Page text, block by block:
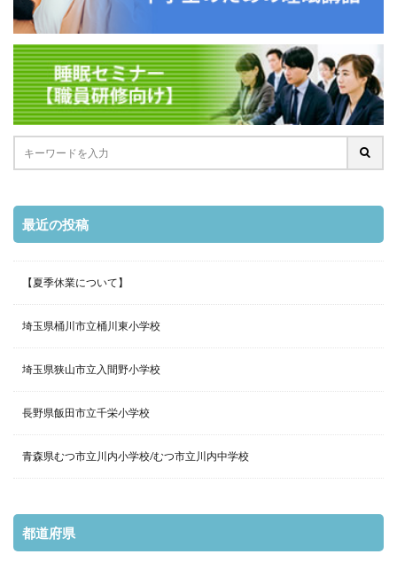
最近の投稿
【夏季休業について】
埼玉県桶川市立桶川東小学校
埼玉県狭山市立入間野小学校
長野県飯田市立千栄小学校
青森県むつ市立川内小学校/むつ市立川内中学校
都道府県